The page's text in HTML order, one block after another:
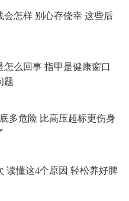
会怎样 别心存侥幸 这些后
怎么回事 指甲是健康窗口
题
多危险 比高压超标更伤身
读懂这4个原因 轻松养好脾